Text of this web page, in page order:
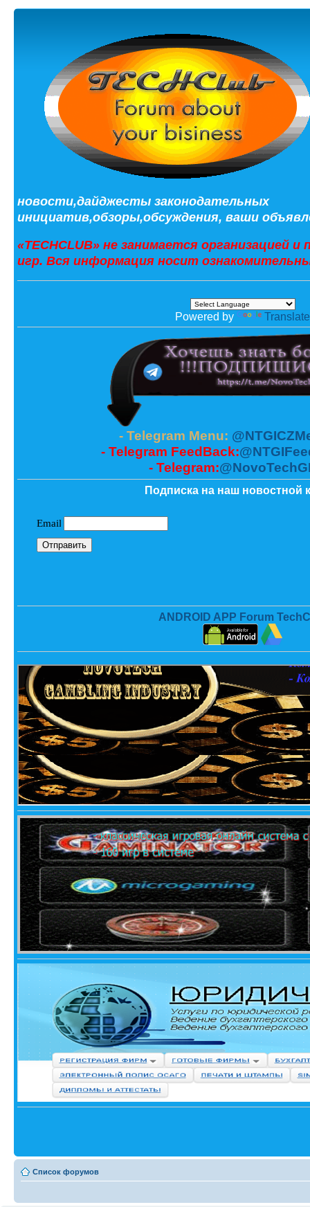
новости,дайджесты законодательных
инициатив,обзоры,обсуждения, ваши
«TECHCLUB» не занимается организацией
игр. Вся информация носит
Powered by Translate
- Telegram Menu:
- Telegram FeedBack:
- Telegram:
Подписка на наш новостной
ANDROID APP Forum
Список форумов